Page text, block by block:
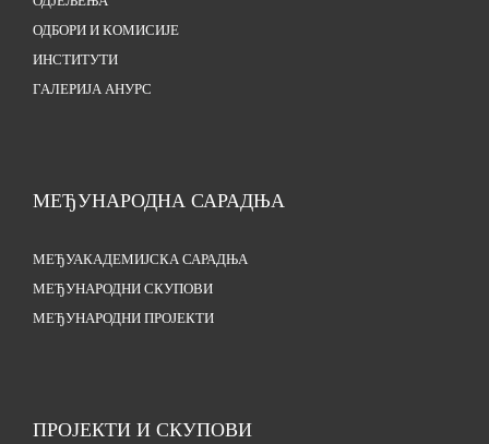
ОДБОРИ И КОМИСИЈЕ
ИНСТИТУТИ
ГАЛЕРИЈА АНУРС
МЕЂУНАРОДНА САРАДЊА
МЕЂУАКАДЕМИЈСКА САРАДЊА
МЕЂУНАРОДНИ СКУПОВИ
МЕЂУНАРОДНИ ПРОЈЕКТИ
ПРОЈЕКТИ И СКУПОВИ